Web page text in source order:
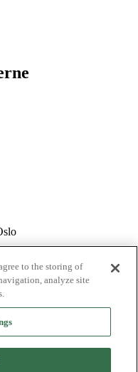
to the storing of
analyze site